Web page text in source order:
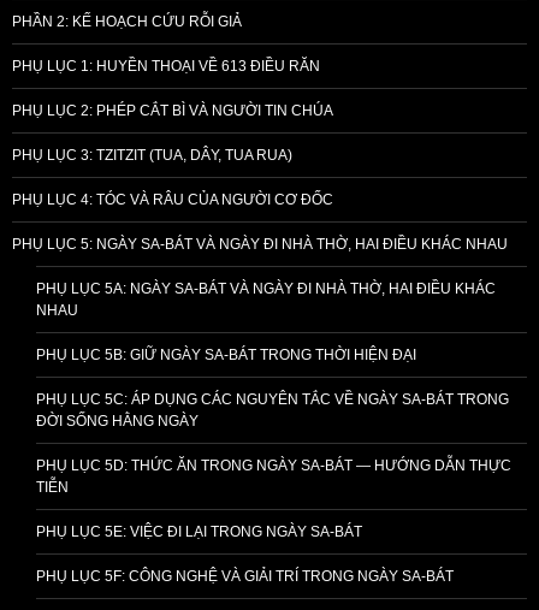
PHẦN 2: KẾ HOẠCH CỨU RỖI GIẢ
PHỤ LỤC 1: HUYỀN THOẠI VỀ 613 ĐIỀU RĂN
PHỤ LỤC 2: PHÉP CẮT BÌ VÀ NGƯỜI TIN CHÚA
PHỤ LỤC 3: TZITZIT (TUA, DÂY, TUA RUA)
PHỤ LỤC 4: TÓC VÀ RÂU CỦA NGƯỜI CƠ ĐỐC
PHỤ LỤC 5: NGÀY SA-BÁT VÀ NGÀY ĐI NHÀ THỜ, HAI ĐIỀU KHÁC NHAU
PHỤ LỤC 5A: NGÀY SA-BÁT VÀ NGÀY ĐI NHÀ THỜ, HAI ĐIỀU KHÁC
NHAU
PHỤ LỤC 5B: GIỮ NGÀY SA-BÁT TRONG THỜI HIỆN ĐẠI
PHỤ LỤC 5C: ÁP DỤNG CÁC NGUYÊN TẮC VỀ NGÀY SA-BÁT TRONG
ĐỜI SỐNG HẰNG NGÀY
PHỤ LỤC 5D: THỨC ĂN TRONG NGÀY SA-BÁT — HƯỚNG DẪN THỰC
TIỄN
PHỤ LỤC 5E: VIỆC ĐI LẠI TRONG NGÀY SA-BÁT
PHỤ LỤC 5F: CÔNG NGHỆ VÀ GIẢI TRÍ TRONG NGÀY SA-BÁT